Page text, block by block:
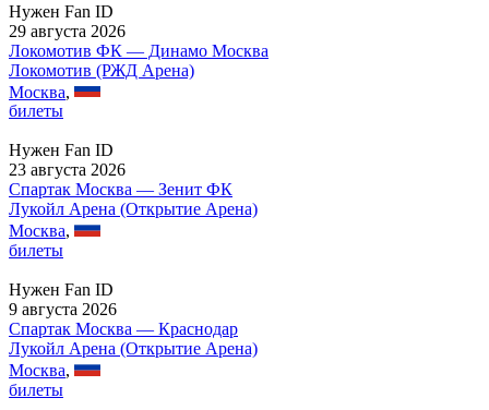
Нужен Fan ID
29 августа 2026
Локомотив ФК — Динамо Москва
Локомотив (РЖД Арена)
Москва,
билеты
Нужен Fan ID
23 августа 2026
Спартак Москва — Зенит ФК
Лукойл Арена (Открытие Арена)
Москва,
билеты
Нужен Fan ID
9 августа 2026
Спартак Москва — Краснодар
Лукойл Арена (Открытие Арена)
Москва,
билеты